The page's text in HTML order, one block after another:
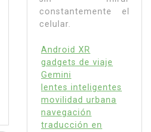
constantemente el
celular.
Android XR
gadgets de viaje
Gemini
lentes inteligentes
movilidad urbana
navegación
traducción en